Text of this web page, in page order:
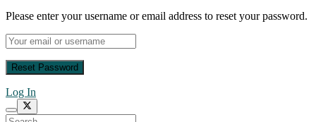
Please enter your username or email address to reset your password.
Log In